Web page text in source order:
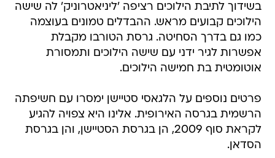
בשידוך לתיבת הילוכים רציפה 'ליניאטרוניק' לה שישה
הילוכים קבועים מראש. ההבדלים טמונים בעוצמה
כמו גם בדרך הסחיטה. גרסת הטורבו מקבלת
אפשרות לגיר ידני עם שישה הילוכים ותמסורת
אוטומטית בת חמישה הילוכים.
פרטים נוספים על הלגאסי סטיישן ימסרו עם חשיפתה
הרשמית בגרסה האירופית. אלינו היא צפויה להגיע
לקראת סוף 2009, הן בגרסת הסטיישן, והן בגרסת
הסדאן.